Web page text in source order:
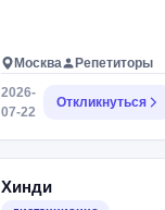
Москва
Репетиторы
2026-
07-22
Откликнуться
Хинди